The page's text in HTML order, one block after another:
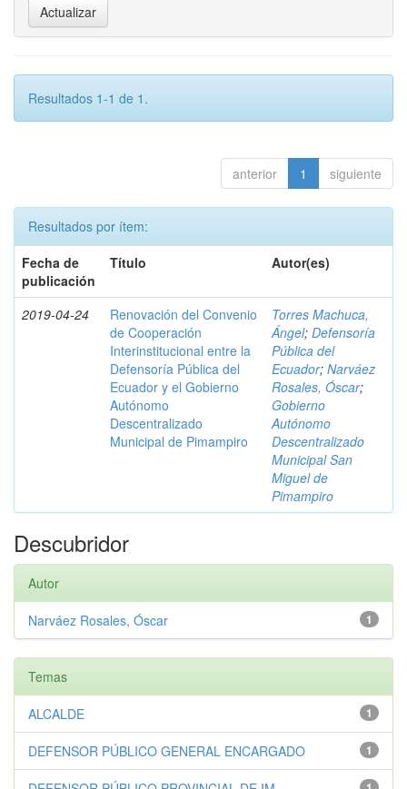
Resultados 1-1 de 1.
anterior 1 siguiente
Resultados por ítem:
Fecha de
publicación
Título Autor(es)
2019-04-24
Renovación del Convenio
de Cooperación
Interinstitucional entre la
Defensoría Pública del
Ecuador y el Gobierno
Autónomo
Descentralizado
Municipal de Pimampiro
Torres Machuca,
Ángel; Defensoría
Pública del
Ecuador; Narváez
Rosales, Óscar;
Gobierno
Autónomo
Descentralizado
Municipal San
Miguel de
Pimampiro
Descubridor
Autor
1
Narváez Rosales, Óscar
Temas
1
ALCALDE
1
DEFENSOR PÚBLICO GENERAL ENCARGADO